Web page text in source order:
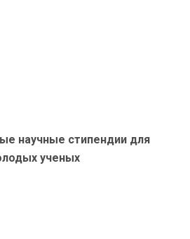
научные стипендии для
ученых